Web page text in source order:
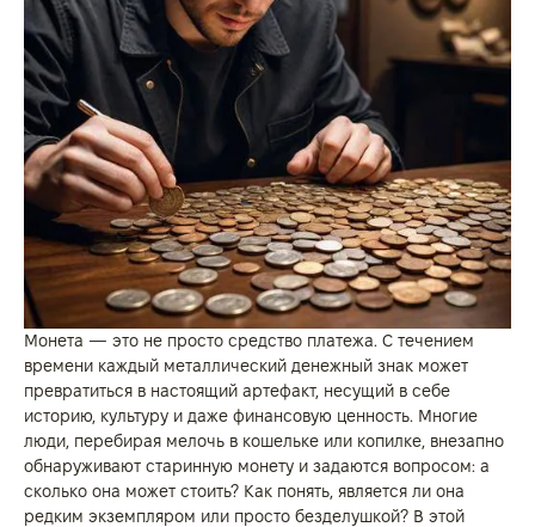
Монета — это не просто средство платежа. С течением
времени каждый металлический денежный знак может
превратиться в настоящий артефакт, несущий в себе
историю, культуру и даже финансовую ценность. Многие
люди, перебирая мелочь в кошельке или копилке, внезапно
обнаруживают старинную монету и задаются вопросом: а
сколько она может стоить? Как понять, является ли она
редким экземпляром или просто безделушкой? В этой